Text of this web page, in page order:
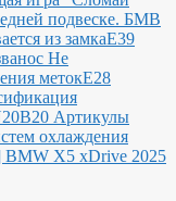
подвеске. БМВ
из замкаE39
Не
метокЕ28
Артикулы
охлаждения
X5 xDrive 2025